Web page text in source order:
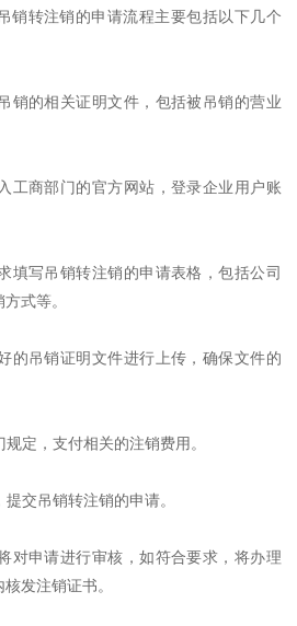
销转注销的申请流程主要包括以下几个
销的相关证明文件，包括被吊销的营业
工商部门的官方网站，登录企业用户账
填写吊销转注销的申请表格，包括公司
式等。
的吊销证明文件进行上传，确保文件的
定，支付相关的注销费用。
交吊销转注销的申请。
对申请进行审核，如符合要求，将办理
发注销证书。